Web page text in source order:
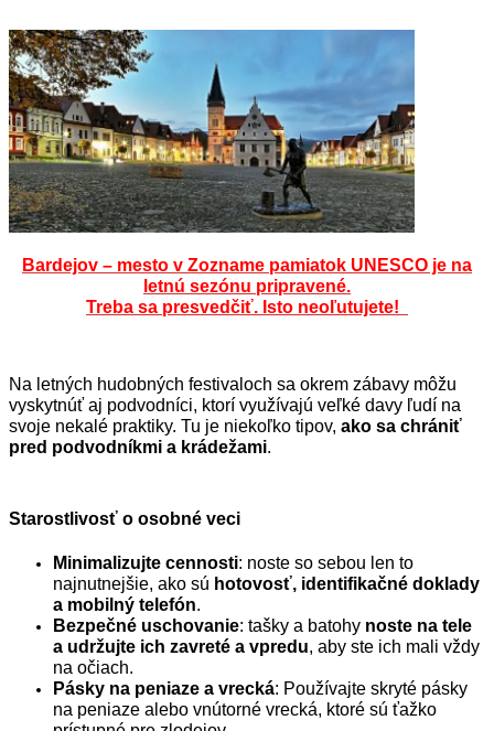
Bardejov – mesto v Zozname pamiatok UNESCO je na
letnú sezónu pripravené.
Treba sa presvedčiť. Isto neoľutujete!
Na letných hudobných festivaloch sa okrem zábavy môžu
vyskytnúť aj podvodníci, ktorí využívajú veľké davy ľudí na
svoje nekalé praktiky. Tu je niekoľko tipov, ako sa chrániť
pred podvodníkmi a krádežami.
Starostlivosť o osobné veci
Minimalizujte cennosti: noste so sebou len to
najnutnejšie, ako sú hotovosť, identifikačné doklady
a mobilný telefón.
Bezpečné uschovanie: tašky a batohy noste na tele
a udržujte ich zavreté a vpredu, aby ste ich mali vždy
na očiach.
Pásky na peniaze a vrecká: Používajte skryté pásky
na peniaze alebo vnútorné vrecká, ktoré sú ťažko